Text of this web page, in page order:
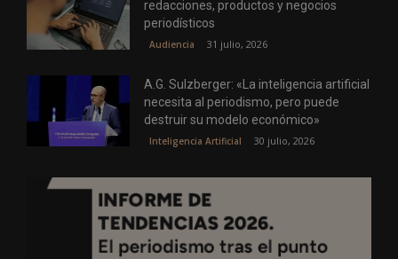
redacciones, productos y negocios
periodísticos
Audiencia 31 julio, 2026
A.G. Sulzberger: «La inteligencia artificial
necesita al periodismo, pero puede
destruir su modelo económico»
Inteligencia Artificial 30 julio, 2026